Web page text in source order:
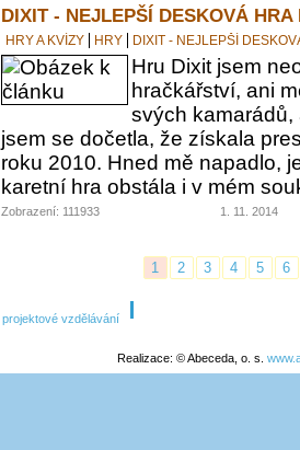
DIXIT - NEJLEPŠÍ DESKOVÁ HRA
HRY A KVÍZY HRY DIXIT - NEJLEPŠÍ
Hru Dixit jsem
hračkářství, ani
svých kamarádů,
jsem se dočetla, že získala
roku 2010. Hned mě napadlo,
karetní hra obstála i v mém
Zobrazení: 111933 1. 11. 2014
1 2 3 4 5 6
Realizace: © Abeceda, o. s.